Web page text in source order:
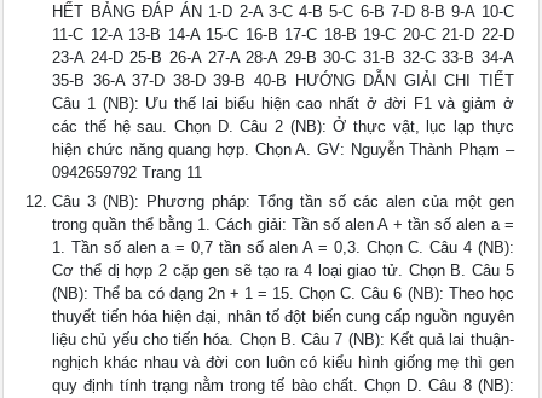
HẾT BẢNG ĐÁP ÁN 1-D 2-A 3-C 4-B 5-C 6-B 7-D 8-B 9-A 10-C
11-C 12-A 13-B 14-A 15-C 16-B 17-C 18-B 19-C 20-C 21-D 22-D
23-A 24-D 25-B 26-A 27-A 28-A 29-B 30-C 31-B 32-C 33-B 34-A
35-B 36-A 37-D 38-D 39-B 40-B HƯỚNG DẪN GIẢI CHI TIẾT
Câu 1 (NB): Ưu thế lai biểu hiện cao nhất ở đời F1 và giảm ở
các thế hệ sau. Chọn D. Câu 2 (NB): Ở thực vật, lục lạp thực
hiện chức năng quang hợp. Chọn A. GV: Nguyễn Thành Phạm –
0942659792 Trang 11
Câu 3 (NB): Phương pháp: Tổng tần số các alen của một gen
trong quần thể bằng 1. Cách giải: Tần số alen A + tần số alen a =
1. Tần số alen a = 0,7 tần số alen A = 0,3. Chọn C. Câu 4 (NB):
Cơ thể dị hợp 2 cặp gen sẽ tạo ra 4 loại giao tử. Chọn B. Câu 5
(NB): Thể ba có dạng 2n + 1 = 15. Chọn C. Câu 6 (NB): Theo học
thuyết tiến hóa hiện đại, nhân tố đột biến cung cấp nguồn nguyên
liệu chủ yếu cho tiến hóa. Chọn B. Câu 7 (NB): Kết quả lai thuận-
nghịch khác nhau và đời con luôn có kiểu hình giống mẹ thì gen
quy định tính trạng nằm trong tế bào chất. Chọn D. Câu 8 (NB):